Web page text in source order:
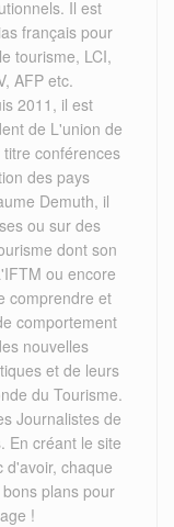
Il est
français pour
tourisme, LCI,
AFP etc.
2011, il est
de L'union de
conférences
des pays
Demuth, il
ou sur des
dont son
ou encore
comprendre et
comportement
nouvelles
et de leurs
du Tourisme.
Journalistes de
En créant le site
d'avoir, chaque
plans pour
!